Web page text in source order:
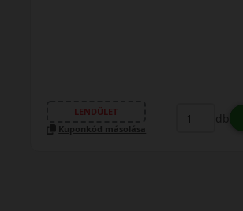
LENDÜLET
Kuponkód másolása
db